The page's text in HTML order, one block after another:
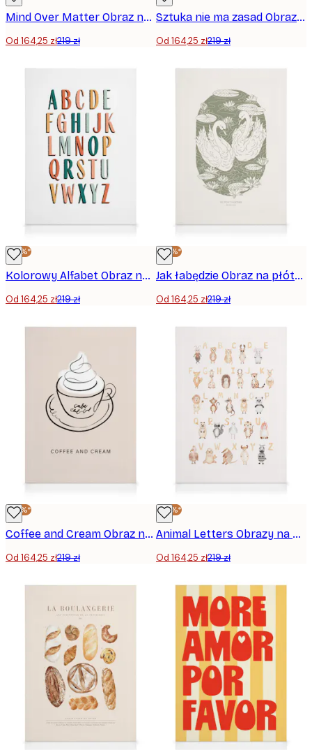
Mind Over Matter Obraz na płótnie
Od 164,25 zł219 zł
Sztuka nie ma zasad Obraz na płótnie
Od 164,25 zł219 zł
-25%*
Kolorowy Alfabet Obraz na płótnie
Od 164,25 zł219 zł
-25%*
Jak łabędzie Obraz na płótnie
Od 164,25 zł219 zł
-25%*
Coffee and Cream Obraz na płótnie
Od 164,25 zł219 zł
-25%*
Animal Letters Obrazy na płótnie
Od 164,25 zł219 zł